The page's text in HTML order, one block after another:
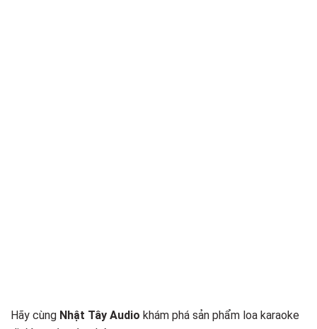
Hãy cùng Nhật Tây Audio khám phá sản phẩm loa karaoke